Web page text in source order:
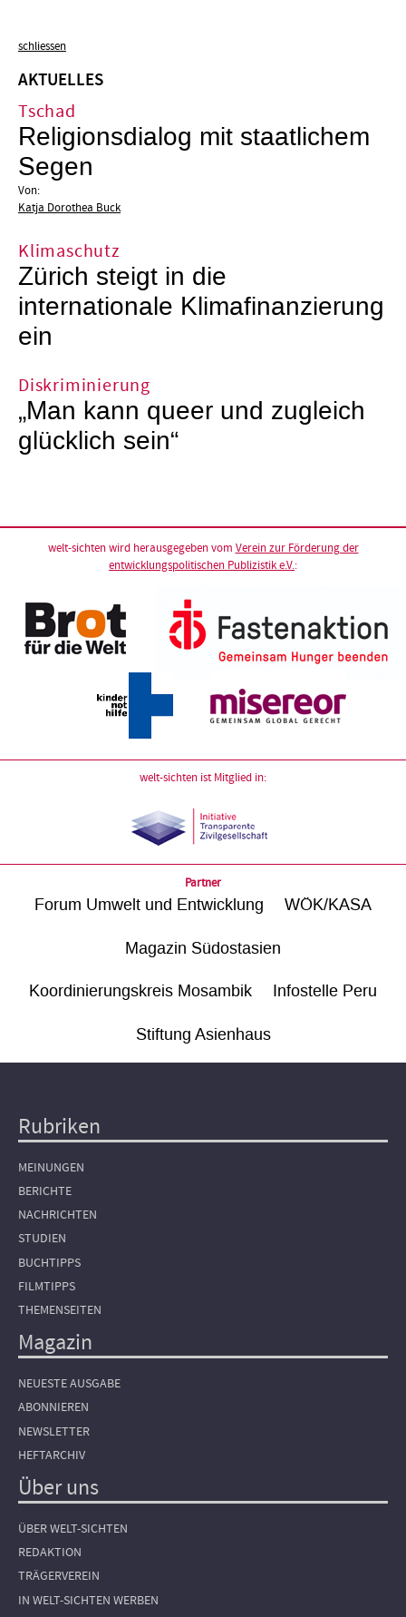
schliessen
AKTUELLES
Tschad
Religionsdialog mit staatlichem
Segen
Von:
Katja Dorothea Buck
Klimaschutz
Zürich steigt in die
internationale Klimafinanzierung
ein
Diskriminierung
„Man kann queer und zugleich
glücklich sein“
welt-sichten wird herausgegeben vom Verein zur Förderung der
entwicklungspolitischen Publizistik e.V.:
welt-sichten ist Mitglied in:
Partner
Forum Umwelt und Entwicklung WÖK/KASA
Magazin Südostasien
Koordinierungskreis Mosambik Infostelle Peru
Stiftung Asienhaus
Hauptnavigation
Rubriken
MEINUNGEN
BERICHTE
NACHRICHTEN
STUDIEN
BUCHTIPPS
FILMTIPPS
THEMENSEITEN
Magazin
NEUESTE AUSGABE
ABONNIEREN
NEWSLETTER
HEFTARCHIV
Über uns
ÜBER WELT-SICHTEN
REDAKTION
TRÄGERVEREIN
IN WELT-SICHTEN WERBEN